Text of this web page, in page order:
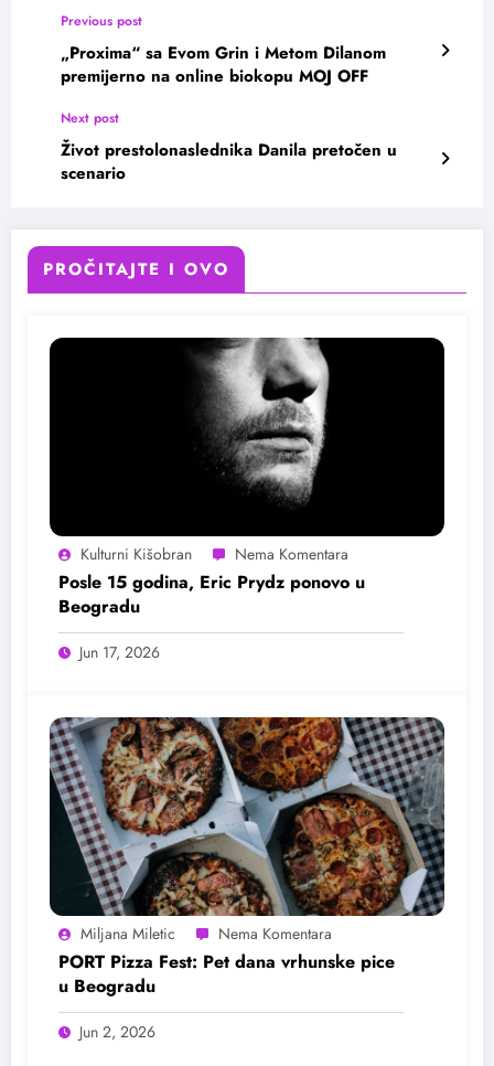
Previous post
„Proxima“ sa Evom Grin i Metom Dilanom
premijerno na online biokopu MOJ OFF
Next post
Život prestolonaslednika Danila pretočen u
scenario
PROČITAJTE I OVO
Kulturni Kišobran
Posle 15 godina, Eric Prydz ponovo u
Beogradu
Jun 17, 2026
Miljana Miletic
PORT Pizza Fest: Pet dana vrhunske pice
u Beogradu
Jun 2, 2026